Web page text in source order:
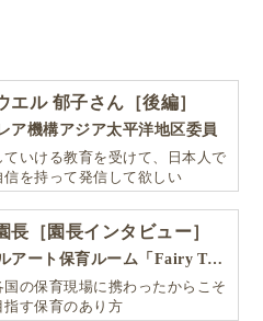
エル 郁子さん［後編］
ア機構アジア太平洋地区委員
ていける教育を受けて、日本人で
信を持って発信して欲しい
長［園長インタビュー］
バイリンガルアート保育ルーム「Fairy Tale（フェアリーテイル）」
国の保育現場に携わったからこそ
指す保育のあり方